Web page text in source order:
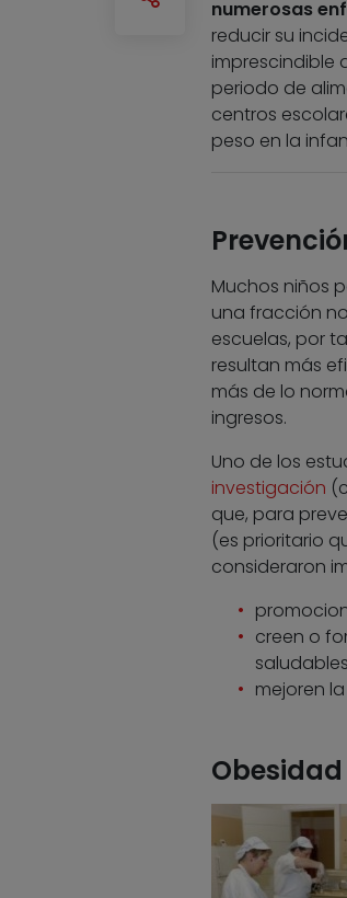
numerosas
reducir su
imprescindible
periodo de
centros
peso en la
Muchos niños
una fracción
escuelas, por
resultan más
más de lo
ingresos.
Uno de los
investigación
que, para
(es prioritario
consideraron
creen o
mejoren